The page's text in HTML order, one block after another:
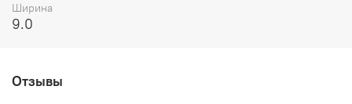
Ширина
9.0
Отзывы